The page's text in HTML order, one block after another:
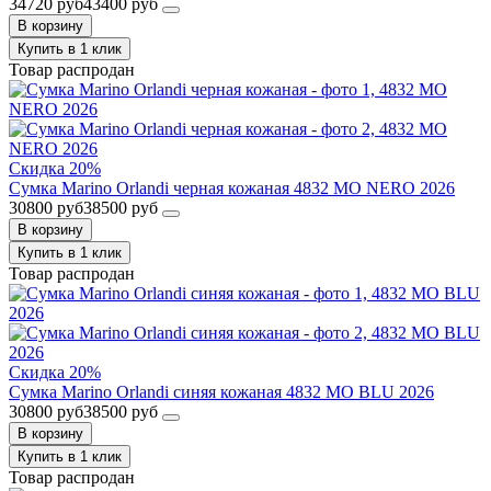
В корзину
Купить в 1 клик
Товар распродан
Скидка 20%
Сумка Marino Orlandi черная кожаная 4832 MO NERO 2026
30800 руб38500 руб
В корзину
Купить в 1 клик
Товар распродан
Скидка 20%
Сумка Marino Orlandi синяя кожаная 4832 MO BLU 2026
30800 руб38500 руб
В корзину
Купить в 1 клик
Товар распродан